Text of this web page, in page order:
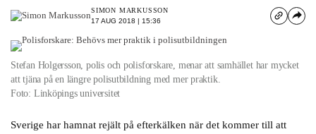
SIMON MARKUSSON
17 AUG 2018 | 15:36
Stefan Holgersson, polis och polisforskare, menar att samhället har mycket
att tjäna på en längre polisutbildning med mer praktik.
Foto: Linköpings universitet
Sverige har hamnat rejält på efterkälken när det kommer till att